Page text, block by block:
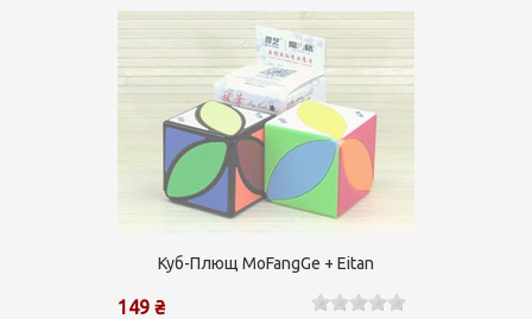
Куб-Плющ MoFangGe + Eitan
149 ₴